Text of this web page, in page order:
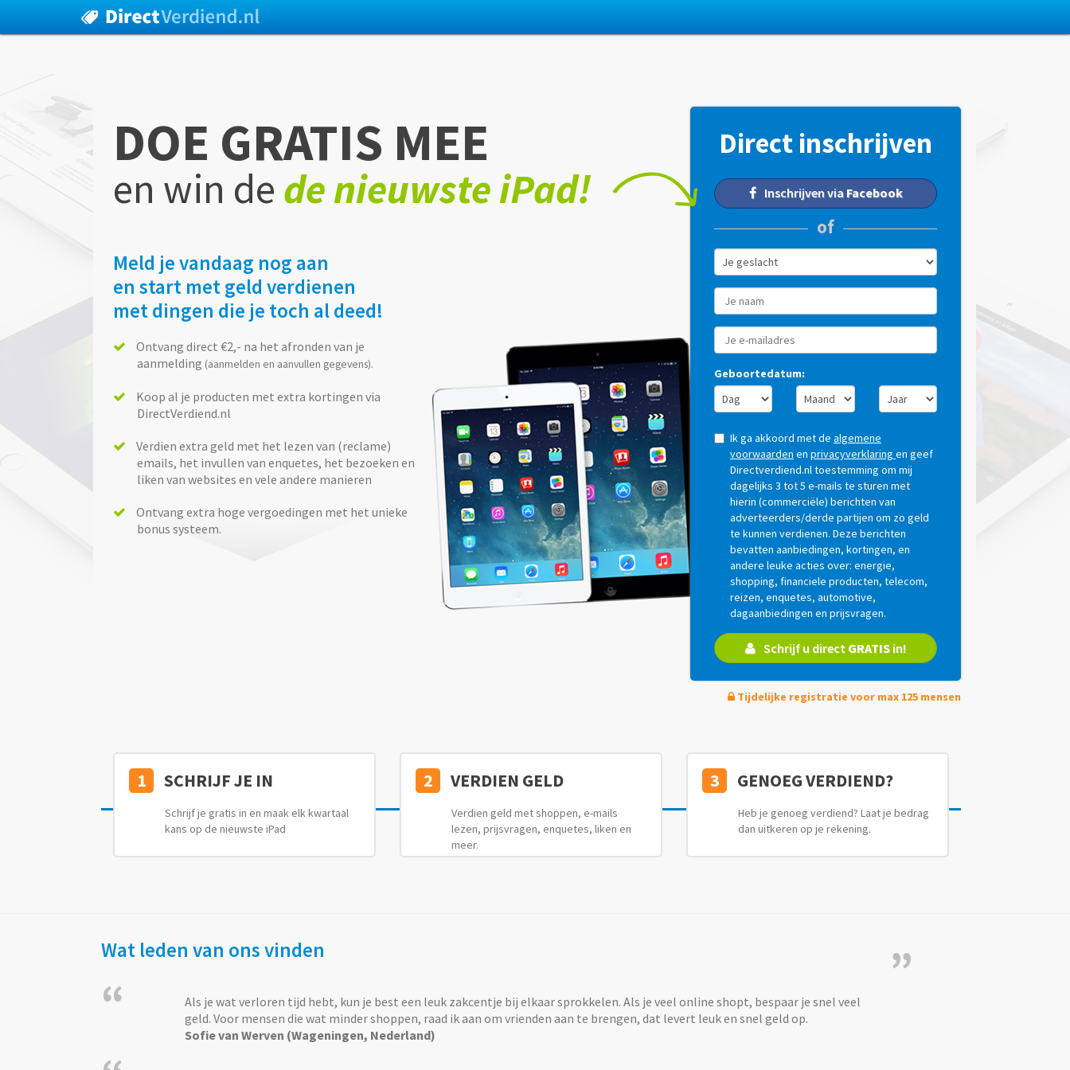
DOE GRATIS MEE
en win de de nieuwste iPad!
Meld je vandaag nog aan
en start met geld verdienen
met dingen die je toch al deed!
Ontvang direct €2,- na het afronden van je
aanmelding (aanmelden en aanvullen gegevens).
Koop al je producten met extra kortingen via
DirectVerdiend.nl
Verdien extra geld met het lezen van (reclame)
emails, het invullen van enquetes, het bezoeken en
liken van websites en vele andere manieren
Ontvang extra hoge vergoedingen met het unieke
bonus systeem.
Direct inschrijven
Inschrijven via Facebook
of
Geboortedatum:
Ik ga akkoord met de algemene
voorwaarden en privacyverklaring en geef
Directverdiend.nl toestemming om mij
dagelijks 3 tot 5 e-mails te sturen met
hierin (commerciële) berichten van
adverteerders/derde partijen om zo geld
te kunnen verdienen. Deze berichten
bevatten aanbiedingen, kortingen, en
andere leuke acties over: energie,
shopping, financiele producten, telecom,
reizen, enquetes, automotive,
dagaanbiedingen en prijsvragen.
Schrijf u direct GRATIS in!
Tijdelijke registratie voor max 125 mensen
1 SCHRIJF JE IN
Schrijf je gratis in en maak elk kwartaal
kans op de nieuwste iPad
2 VERDIEN GELD
Verdien geld met shoppen, e-mails
lezen, prijsvragen, enquetes, liken en
meer.
3 GENOEG VERDIEND?
Heb je genoeg verdiend? Laat je bedrag
dan uitkeren op je rekening.
Wat leden van ons vinden
“
Als je wat verloren tijd hebt, kun je best een leuk zakcentje bij elkaar sprokkelen. Als je veel online shopt, bespaar je snel veel
geld. Voor mensen die wat minder shoppen, raad ik aan om vrienden aan te brengen, dat levert leuk en snel geld op.
Sofie van Werven (Wageningen, Nederland)
”